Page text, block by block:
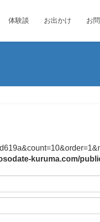
体験談 お出かけ お
kuruma.com/